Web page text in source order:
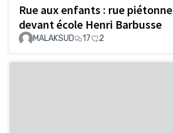
Rue aux enfants : rue piétonne
devant école Henri Barbusse
MALAKSUD 17 2